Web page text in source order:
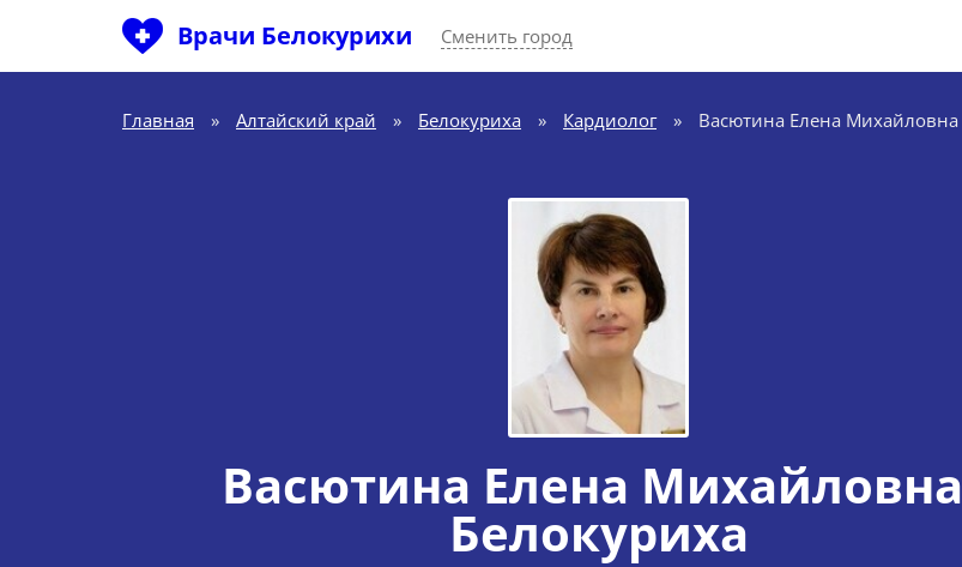
Врачи Белокурихи Сменить город
Главная » Алтайский край » Белокуриха » Кардиолог » Васютина Елена Михайловна
Васютина Елена Михайловна
Белокуриха